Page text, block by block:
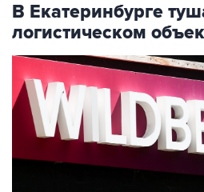
В Екатеринбурге
логистическом